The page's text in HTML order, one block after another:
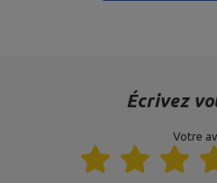
Écrivez
Votre